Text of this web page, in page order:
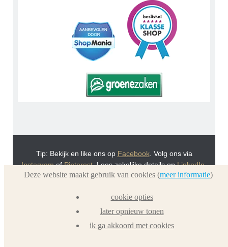
Tip: Bekijk en like ons op Facebook. Volg ons via
InstagramofPinterest. Lees zakelijke details opLinkedIn.
Of bekijk Urnwebshop.nl instructie video's viaYou Tube.
Dierenurnwinkel.nlenGraflantaarn.nl
Deze website maakt gebruik van cookies (meer informatie)
cookie opties
later opnieuw tonen
ik ga akkoord met cookies